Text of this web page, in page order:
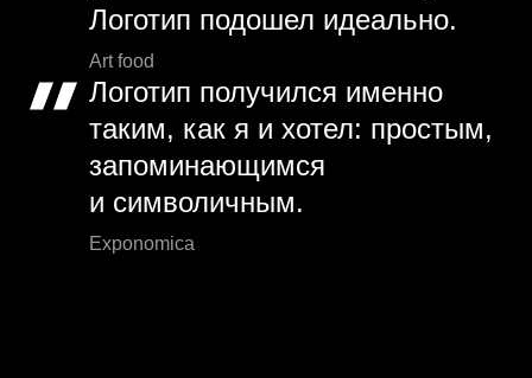
Логотип подошел идеально.
Art food
Логотип получился именно
таким, как я и хотел: простым,
запоминающимся
и символичным.
Exponomica